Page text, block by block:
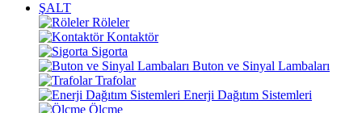
ŞALT
Röleler
Kontaktör
Sigorta
Buton ve Sinyal Lambaları
Trafolar
Enerji Dağıtım Sistemleri
Ölçme